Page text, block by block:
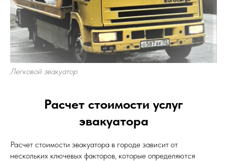
Легковой эвакуатор
Расчет стоимости услуг
эвакуатора
Расчет стоимости эвакуатора в городе зависит от
нескольких ключевых факторов, которые определяются